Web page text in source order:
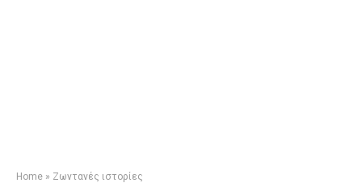
Home » Ζωντανές ιστορίες